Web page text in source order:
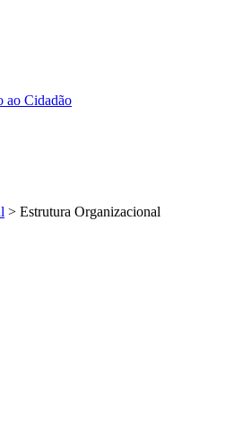
ao Cidadão
> Estrutura Organizacional